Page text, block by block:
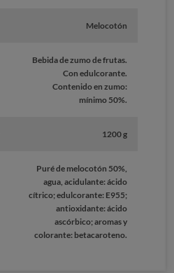
Melocotón
Bebida de zumo de frutas.
Con edulcorante.
Contenido en zumo:
mínimo 50%.
1200 g
Puré de melocotón 50%,
agua, acidulante: ácido
cítrico; edulcorante: E955;
antioxidante: ácido
ascórbico; aromas y
colorante: betacaroteno.